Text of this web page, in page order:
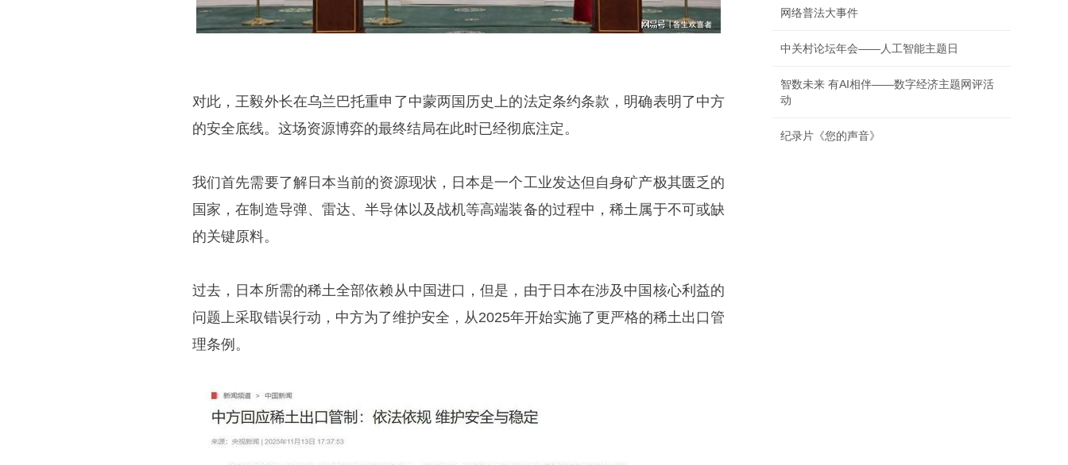
对此，王毅外长在乌兰巴托重申了中蒙两国历史上的法定条约条款，明确表明了中方
的安全底线。这场资源博弈的最终结局在此时已经彻底注定。
我们首先需要了解日本当前的资源现状，日本是一个工业发达但自身矿产极其匮乏的
国家，在制造导弹、雷达、半导体以及战机等高端装备的过程中，稀土属于不可或缺
的关键原料。
过去，日本所需的稀土全部依赖从中国进口，但是，由于日本在涉及中国核心利益的
问题上采取错误行动，中方为了维护安全，从2025年开始实施了更严格的稀土出口管
理条例。
网络普法大事件
中关村论坛年会——人工智能主题日
智数未来 有AI相伴——数字经济主题网评活
动
纪录片《您的声音》